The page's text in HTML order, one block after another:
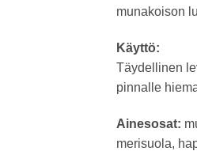
munakoison
Käyttö:
Täydellinen
pinnalle
Ainesosat:
merisuola,